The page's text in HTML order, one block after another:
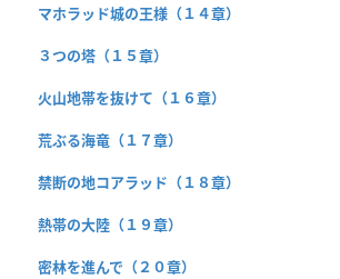
マホラッド城の王様（１４章）
３つの塔（１５章）
火山地帯を抜けて（１６章）
荒ぶる海竜（１７章）
禁断の地コアラッド（１８章）
熱帯の大陸（１９章）
密林を進んで（２０章）